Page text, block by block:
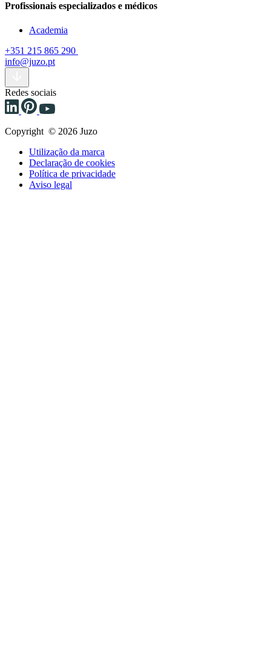
Profissionais especializados e médicos
Academia
+351 215 865 290
info@juzo.pt
Redes sociais
Copyright © 2026 Juzo
Utilização da marca
Declaração de cookies
Política de privacidade
Aviso legal